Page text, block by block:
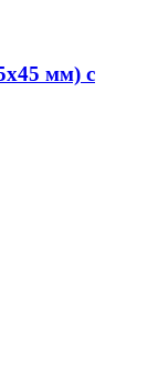
мм) с